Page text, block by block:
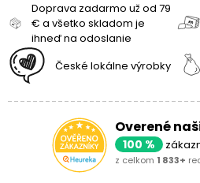
Doprava zadarmo už od 79
€ a všetko skladom je
ihneď na odoslanie
České lokálne výrobky
Overené
100 %
z celkom 1 833+